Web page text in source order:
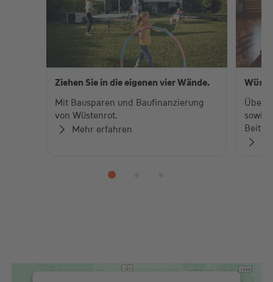
Ziehen Sie in die eigenen vier Wände.
Mit Bausparen und Baufinanzierung
von Wüstenrot.
Mehr erfahren
Über
sowie